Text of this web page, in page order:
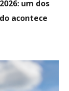
um dos
acontece